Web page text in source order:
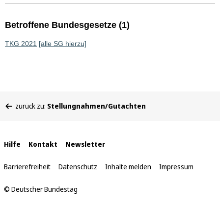
Betroffene Bundesgesetze (1)
TKG 2021 [alle SG hierzu]
befinden
zurück zu: Stellungnahmen/Gutachten
Interne
Links
Hilfe Kontakt Newsletter
Barrierefreiheit Datenschutz Inhalte melden Impressum
© Deutscher Bundestag